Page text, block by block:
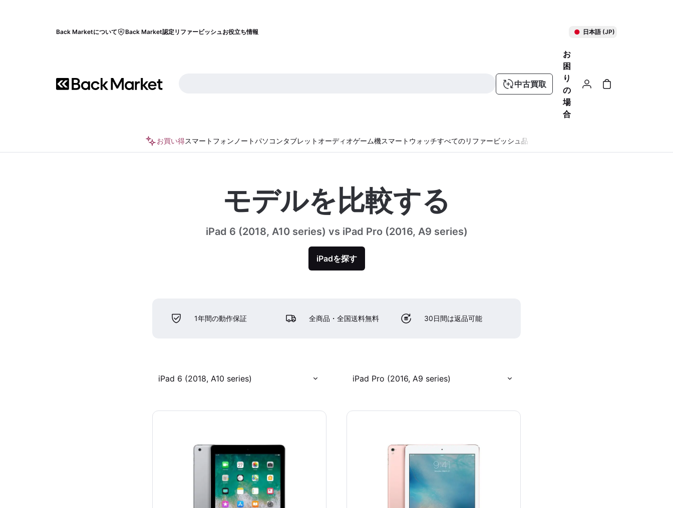
Back Marketについて Back Market認定リファービッシュお役立ち情報 日本語 (JP)
中古買取
お
困
り
の
場
合
お買い得スマートフォン ノートパソコンタブレット オーディオゲーム機スマートウォッチすべてのリファービッシュ品
モデルを比較する
iPad 6 (2018, A10 series) vs iPad Pro (2016, A9 series)
iPadを探す
1年間の動作保証 全商品・全国送料無料 30日間は返品可能
iPad 6 (2018, A10 series) iPad Pro (2016, A9 series)